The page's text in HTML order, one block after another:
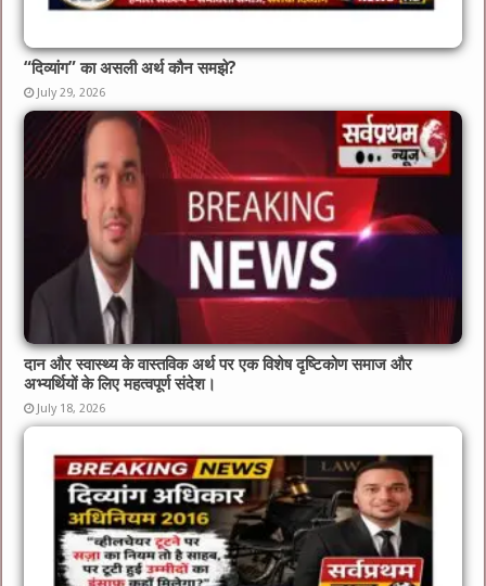
“दिव्यांग” का असली अर्थ कौन समझे?
July 29, 2026
दान और स्वास्थ्य के वास्तविक अर्थ पर एक विशेष दृष्टिकोण समाज और
अभ्यर्थियों के लिए महत्वपूर्ण संदेश।
July 18, 2026